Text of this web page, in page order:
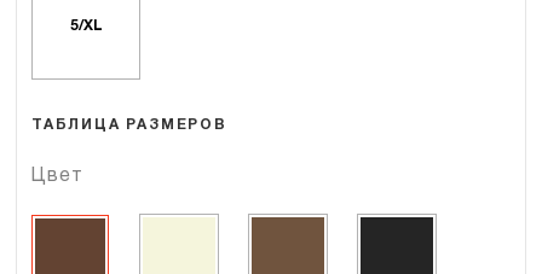
5/XL
ТАБЛИЦА РАЗМЕРОВ
Цвет